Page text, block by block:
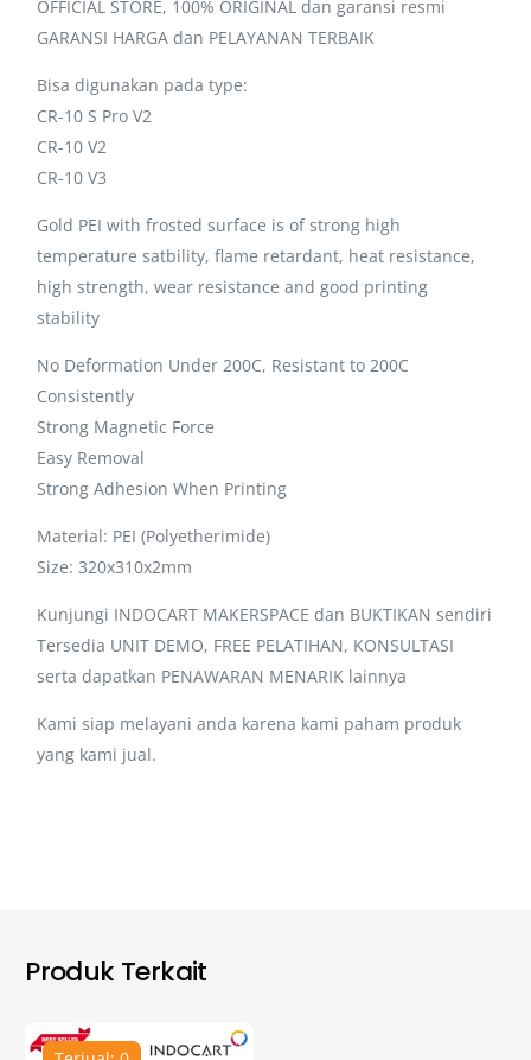
OFFICIAL STORE, 100% ORIGINAL dan garansi resmi
GARANSI HARGA dan PELAYANAN TERBAIK
Bisa digunakan pada type:
CR-10 S Pro V2
CR-10 V2
CR-10 V3
Gold PEI with frosted surface is of strong high
temperature satbility, flame retardant, heat resistance,
high strength, wear resistance and good printing
stability
No Deformation Under 200C, Resistant to 200C
Consistently
Strong Magnetic Force
Easy Removal
Strong Adhesion When Printing
Material: PEI (Polyetherimide)
Size: 320x310x2mm
Kunjungi INDOCART MAKERSPACE dan BUKTIKAN sendiri
Tersedia UNIT DEMO, FREE PELATIHAN, KONSULTASI
serta dapatkan PENAWARAN MENARIK lainnya
Kami siap melayani anda karena kami paham produk
yang kami jual.
Produk Terkait